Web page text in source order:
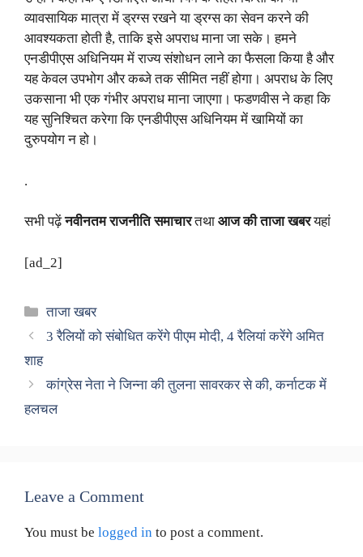
व्यावसायिक मात्रा में ड्रग्स रखने या ड्रग्स का सेवन करने की
आवश्यकता होती है, ताकि इसे अपराध माना जा सके। हमने
एनडीपीएस अधिनियम में राज्य संशोधन लाने का फैसला किया है और
यह केवल उपभोग और कब्जे तक सीमित नहीं होगा। अपराध के लिए
उकसाना भी एक गंभीर अपराध माना जाएगा। फडणवीस ने कहा कि
यह सुनिश्चित करेगा कि एनडीपीएस अधिनियम में खामियों का
दुरुपयोग न हो।
.
सभी पढ़ेंनवीनतम राजनीति समाचारतथा आज की ताजा खबरयहां
[ad_2]
Categories
ताजा खबर
3 रैलियों को संबोधित करेंगे पीएम मोदी, 4 रैलियां करेंगे अमित
शाह
कांग्रेस नेता ने जिन्ना की तुलना सावरकर से की, कर्नाटक में
हलचल
Leave a Comment
You must be logged in to post a comment.